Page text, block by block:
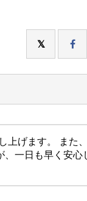
げます。 ま
一日も早く安